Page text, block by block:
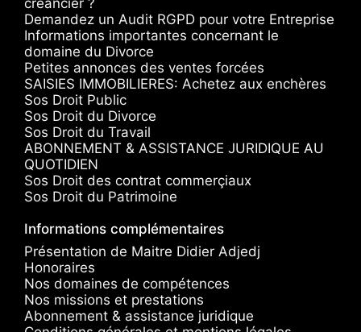
créancier ?
Demandez un Audit RGPD pour votre Entreprise
Informations importantes concernant le
domaine du Divorce
Petites annonces des ventes forcées
SAISIES IMMOBILIERES: Achetez aux enchères
Sos Droit Public
Sos Droit du Divorce
Sos Droit du Travail
ABONNEMENT & ASSISTANCE JURIDIQUE AU
QUOTIDIEN
Sos Droit des contrat commerçiaux
Sos Droit du Patrimoine
Informations complémentaires
Présentation de Maitre Didier Adjedj
Honoraires
Nos domaines de compétences
Nos missions et prestations
Abonnement & assistance juridique